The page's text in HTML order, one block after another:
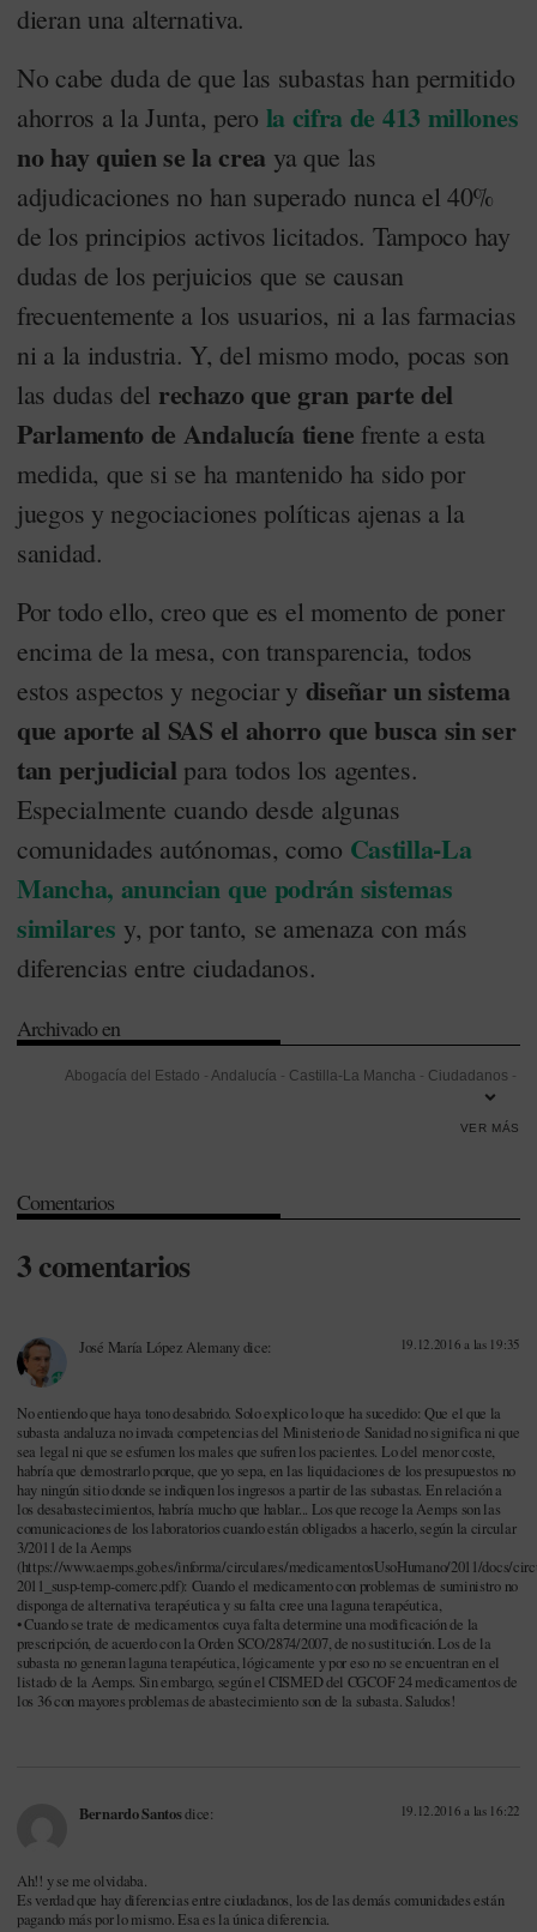
dieran una alternativa.
No cabe duda de que las subastas han permitido
ahorros a la Junta, pero la cifra de 413 millones
no hay quien se la crea ya que las
adjudicaciones no han superado nunca el 40%
de los principios activos licitados. Tampoco hay
dudas de los perjuicios que se causan
frecuentemente a los usuarios, ni a las farmacias
ni a la industria. Y, del mismo modo, pocas son
las dudas del rechazo que gran parte del
Parlamento de Andalucía tiene frente a esta
medida, que si se ha mantenido ha sido por
juegos y negociaciones políticas ajenas a la
sanidad.
Por todo ello, creo que es el momento de poner
encima de la mesa, con transparencia, todos
estos aspectos y negociar y diseñar un sistema
que aporte al SAS el ahorro que busca sin ser
tan perjudicialpara todos los agentes.
Especialmente cuando desde algunas
comunidades autónomas, como Castilla-La
Mancha, anuncian que podrán sistemas
similares y, por tanto, se amenaza con más
diferencias entre ciudadanos.
Archivado en
Abogacía del Estado - Andalucía - Castilla-La Mancha - Ciudadanos -
Transparencia
VER MÁS
Comentarios
3 comentarios
José María López Alemanydice: 19.12.2016 a las 19:35
No entiendo que haya tono desabrido. Solo explico lo que ha sucedido: Que el que la
subasta andaluza no invada competencias del Ministerio de Sanidad no significa ni que
sea legal ni que se esfumen los males que sufren los pacientes. Lo del menor coste,
habría que demostrarlo porque, que yo sepa, en las liquidaciones de los presupuestos no
hay ningún sitio donde se indiquen los ingresos a partir de las subastas. En relación a
los desabastecimientos, habría mucho que hablar... Los que recoge la Aemps son las
comunicaciones de los laboratorios cuando están obligados a hacerlo, según la circular
3/2011 de la Aemps
(https://www.aemps.gob.es/informa/circulares/medicamentosUsoHumano/2011/docs/
2011_susp-temp-comerc.pdf): Cuando el medicamento con problemas de suministro no
disponga de alternativa terapéutica y su falta cree una laguna terapéutica,
• Cuando se trate de medicamentos cuya falta determine una modificación de la
prescripción, de acuerdo con la Orden SCO/2874/2007, de no sustitución. Los de la
subasta no generan laguna terapéutica, lógicamente y por eso no se encuentran en el
listado de la Aemps. Sin embargo, según el CISMED del CGCOF 24 medicamentos de
los 36 con mayores problemas de abastecimiento son de la subasta. Saludos!
Bernardo Santosdice: 19.12.2016 a las 16:22
Ah!! y se me olvidaba.
Es verdad que hay diferencias entre ciudadanos, los de las demás comunidades están
pagando más por lo mismo. Esa es la única diferencia.